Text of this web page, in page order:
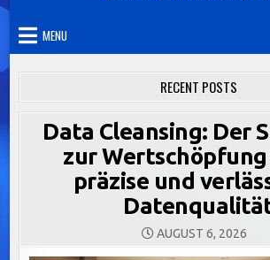
MENU
RECENT POSTS
Data Cleansing: Der
zur
präzise und
AUGUST 6, 2026